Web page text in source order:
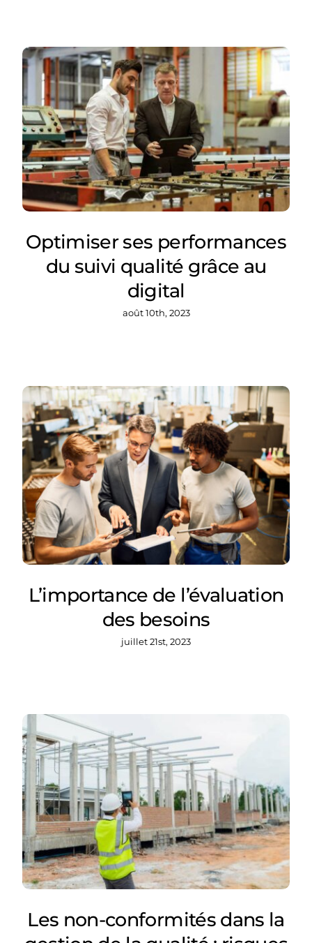
Optimiser ses performances
du suivi qualité grâce au
digital
août 10th, 2023
L’importance de l’évaluation
des besoins
juillet 21st, 2023
Les non-conformités dans la